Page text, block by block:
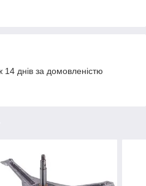
днів за домовленістю